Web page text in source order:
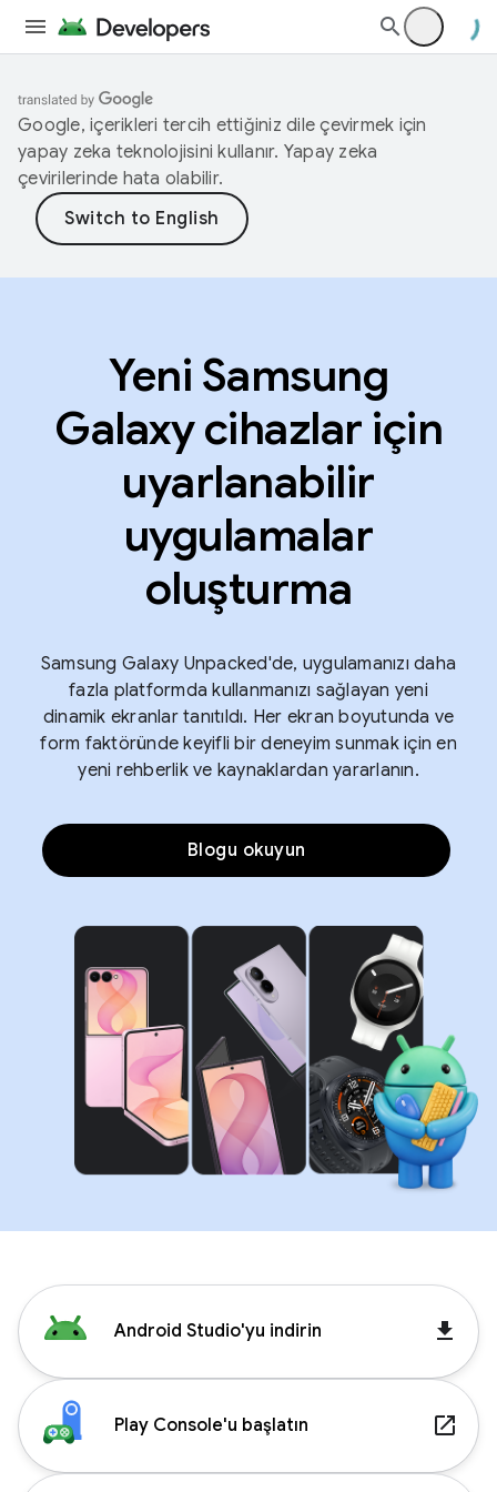
Google, içerikleri tercih ettiğiniz dile çevirmek için
yapay zeka teknolojisini kullanır. Yapay zeka
çevirilerinde hata olabilir.
Yeni Samsung
Galaxy cihazlar için
uyarlanabilir
uygulamalar
oluşturma
Samsung Galaxy Unpacked'de, uygulamanızı daha
fazla platformda kullanmanızı sağlayan yeni
dinamik ekranlar tanıtıldı. Her ekran boyutunda ve
form faktöründe keyifli bir deneyim sunmak için en
yeni rehberlik ve kaynaklardan yararlanın.
Blogu okuyun
Android Studio'yu indirin get_app
Play Console'u başlatın launch